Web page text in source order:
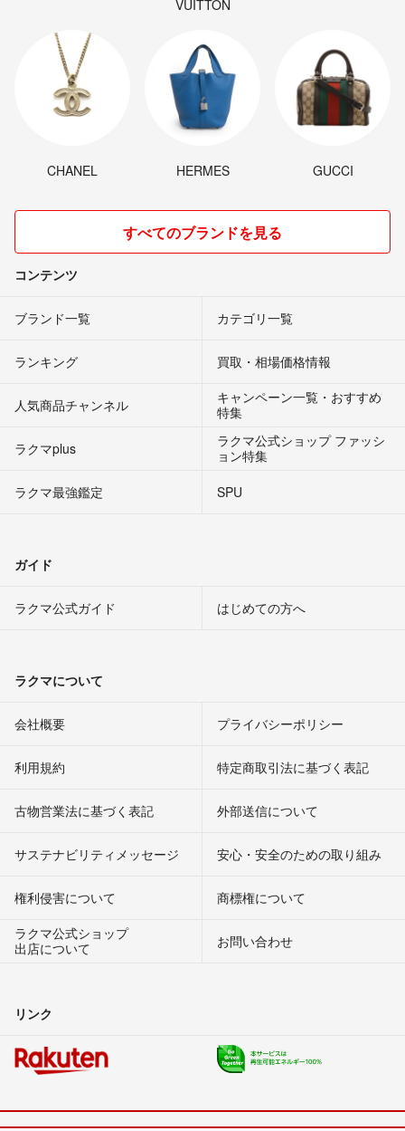
VUITTON
CHANEL HERMES GUCCI
すべてのブランドを見る
コンテンツ
ブランド一覧 カテゴリ一覧
ランキング 買取・相場価格情報
人気商品チャンネル
キャンペーン一覧・おすすめ
特集
ラクマplus
ラクマ公式ショップ ファッシ
ョン特集
ラクマ最強鑑定
SPU
ガイド
ラクマ公式ガイド はじめての方へ
ラクマについて
会社概要 プライバシーポリシー
利用規約 特定商取引法に基づく表記
古物営業法に基づく表記 外部送信について
サステナビリティメッセージ 安心・安全のための取り組み
権利侵害について
商標権について
ラクマ公式ショップ
出店について
お問い合わせ
リンク